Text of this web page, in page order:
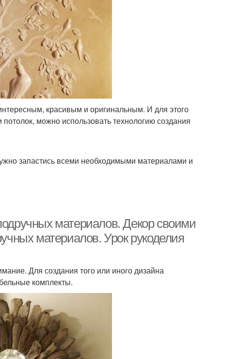
красивым и оригинальным. И для этого
можно использовать технологию создания
запастись всеми необходимыми материалами и
материалов. Декор своими
материалов. Урок рукоделия
Для создания того или иного дизайна
комплекты.